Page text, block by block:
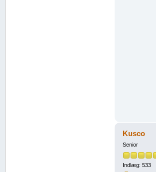
Kusco
Senior
Indlæg: 533